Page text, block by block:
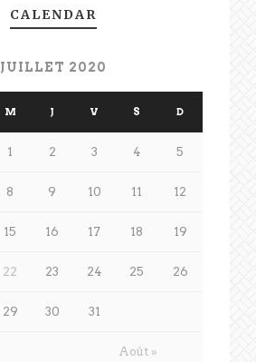
CALENDAR
JUILLET 2020
M J V S D
Août »
1 2 3 4 5
8 9 10 11 12
15 16 17 18 19
22 23 24 25 26
29 30 31